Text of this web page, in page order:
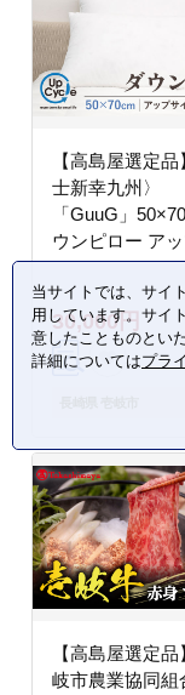
【高島屋選定
士新幸九州〉
「GuuG」
ウンピロー ア
クル ダウン
市》[JFJ043]
30000円 3万円
30,000円
【高島屋選定
岐市農業協同組
当サイトでは、サイ
用しています。サイ
意したことものとい
詳細についてはプラ